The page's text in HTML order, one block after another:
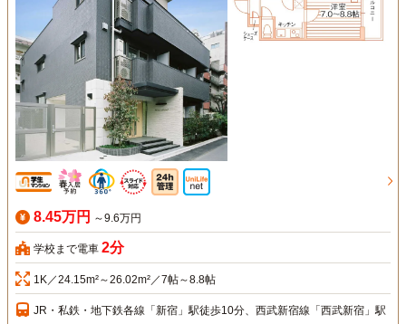
8.45万円 ～9.6万円
学校まで電車 2分
1K／24.15m²～26.02m²／7帖～8.8帖
JR・私鉄・地下鉄各線「新宿」駅徒歩10分、西武新宿線「西武新宿」駅